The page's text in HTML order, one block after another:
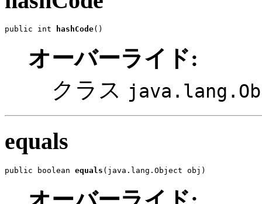
public int hashCode()
オーバーライド:
クラス
equals
public boolean equals (java.lang.Object obj)